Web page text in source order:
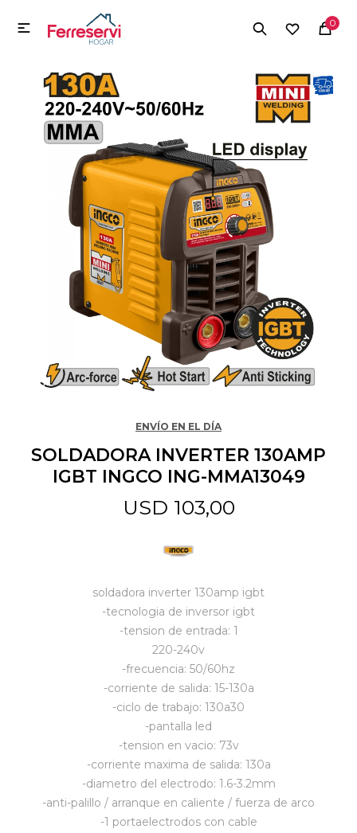
0

ENVÍO EN EL DÍA
SOLDADORA INVERTER 130AMP
IGBT INGCO ING-MMA13049
USD 103,00
soldadora inverter 130amp igbt
-tecnologia de inversor igbt
-tension de entrada: 1
220-240v
-frecuencia: 50/60hz
-corriente de salida: 15-130a
-ciclo de trabajo: 130a30
-pantalla led
-tension en vacio: 73v
-corriente maxima de salida: 130a
-diametro del electrodo: 1.6-3.2mm
-anti-palillo / arranque en caliente / fuerza de arco
-1 portaelectrodos con cable
MI CUENTA
Herramientas y Construcción
Electrodomésticos
Tecnología
Deportes
Mascotas
Vestimenta y calzado